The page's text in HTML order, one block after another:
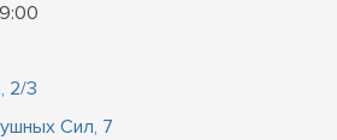
2/3
Сил, 7